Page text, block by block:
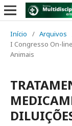
Início / Arquivos
I Congresso On-
Animais